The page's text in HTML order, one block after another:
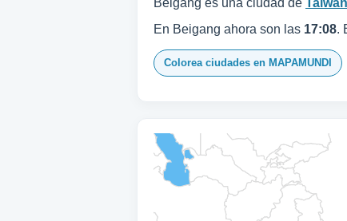
Beigang es una ciudad de Taiwán
En Beigang ahora son las 17:08.
Colorea ciudades en MAPAMUNDI